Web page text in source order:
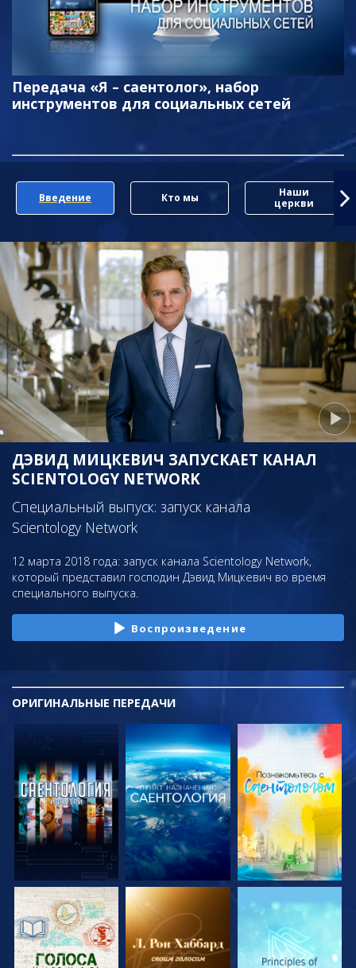
Передача «Я – саентолог», набор
инструментов для социальных сетей
Введение Кто мы
Наши
церкви
ДЭВИД МИЦКЕВИЧ ЗАПУСКАЕТ КАНАЛ
SCIENTOLOGY NETWORK
Специальный выпуск: запуск канала
Scientology Network
12 марта 2018 года: запуск канала Scientology Network,
который представил господин Дэвид Мицкевич во время
специального выпуска.
Воспроизведение
ОРИГИНАЛЬНЫЕ ПЕРЕДАЧИ
СМОТРЕТЬ
ПЕРЕДАЧИ
СМОТРЕТЬ
ПЕРЕДАЧИ
СМОТРЕТЬ
ПЕРЕДАЧИ